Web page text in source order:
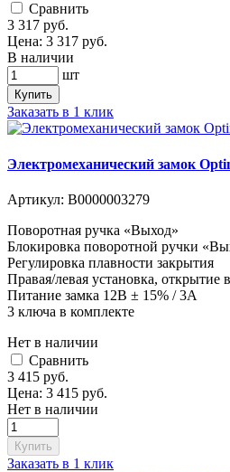
Cравнить
3 317 руб.
Цена: 3 317 руб.
В наличии
шт
Купить
Заказать в 1 клик
Электромеханический замок
Артикул: В0000003279
Поворотная ручка «Выход»
Блокировка поворотной ручки
Регулировка плавности закрытия
Правая/левая установка, открытие
Питание замка 12В ± 15% / 3А
3 ключа в комплекте
Нет в наличии
Cравнить
3 415 руб.
Цена: 3 415 руб.
Нет в наличии
Купить
Заказать в 1 клик